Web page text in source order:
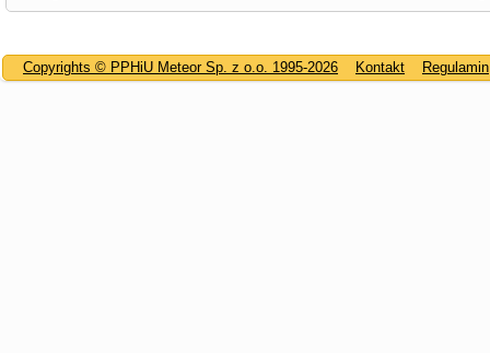
Copyrights © PPHiU Meteor Sp. z o.o. 1995-2026 Kontakt Regulamin